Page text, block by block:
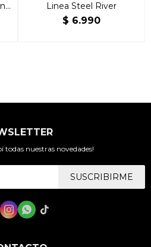
Linea Steel River
$ 6.990
todas nuestras novedades!
SUSCRIBIRME
  